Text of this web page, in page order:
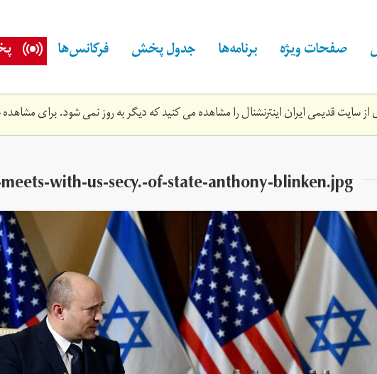
صفحات ویژه برنامه‌ها جدول پخش فرکانس‌ها
سایت قدیمی ایران اینترنشنال را مشاهده می کنید که دیگر به روز نمی شود. برای
with-us-secy.‎-of-state-anthony-blinken.jpg